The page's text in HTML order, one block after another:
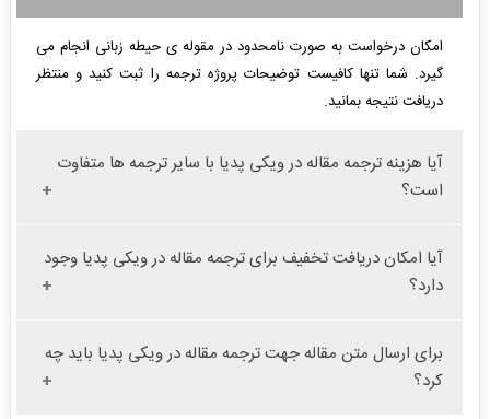
امکان درخواست به صورت نامحدود در مقوله ی حیطه زبانی انجام می
گیرد. شما تنها کافیست توضیحات پروژه ترجمه را ثبت کنید و منتظر
دریافت نتیجه بمانید.
آیا هزینه ترجمه مقاله در ویکی پدیا با سایر ترجمه ها متفاوت
است؟
آیا امکان دریافت تخفیف برای ترجمه مقاله در ویکی پدیا وجود
دارد؟
برای ارسال متن مقاله جهت ترجمه مقاله در ویکی پدیا باید چه
کرد؟